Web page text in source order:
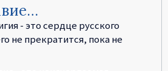
- это сердце русского
не прекратится, пока не